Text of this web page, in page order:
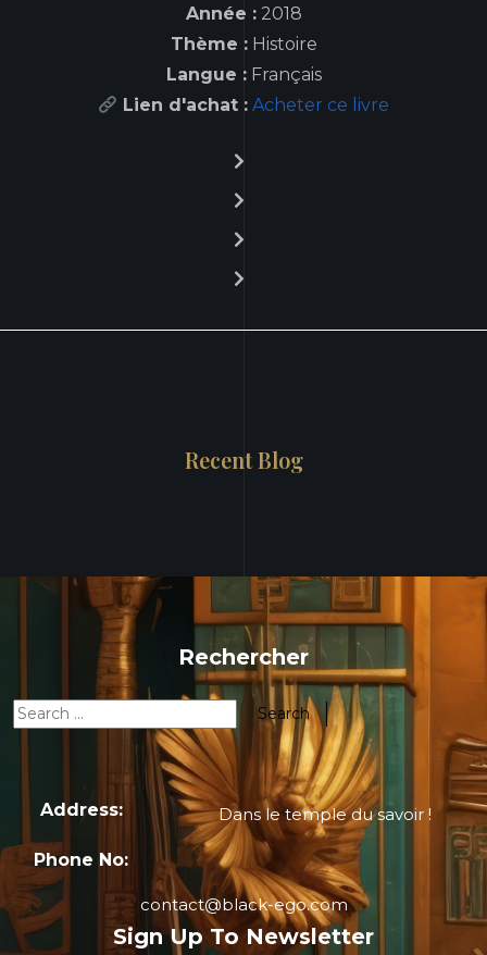
Année :2018
Thème :Histoire
Langue :Français
Lien d'achat : Acheter ce livre
Recent Blog
Rechercher
Address: Dans le temple du savoir !
Phone No:
contact@black-ego.com
Sign Up To Newsletter